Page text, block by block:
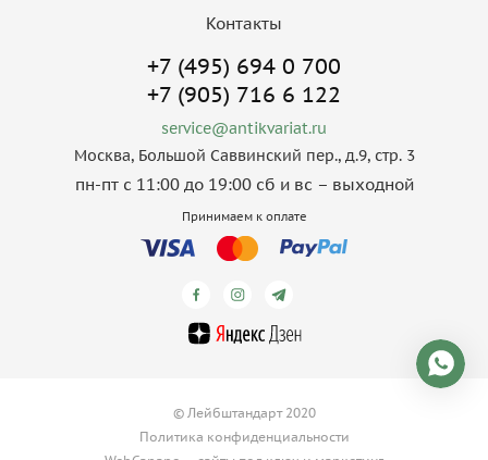
Контакты
+7 (495) 694 0 700
+7 (905) 716 6 122
service@antikvariat.ru
Москва, Большой Саввинский пер., д.9, стр. 3
пн-пт с 11:00 до 19:00 сб и вс – выходной
Принимаем к оплате
© Лейбштандарт 2020
Политика конфиденциальности